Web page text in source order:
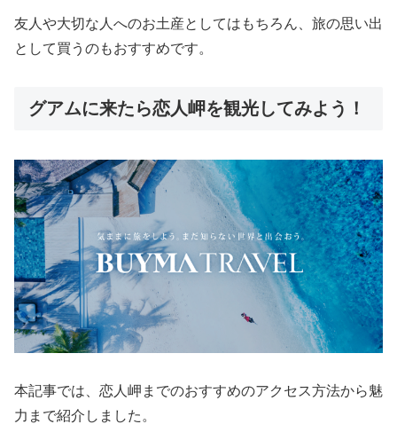
友人や大切な人へのお土産としてはもちろん、旅の思い出
として買うのもおすすめです。
グアムに来たら恋人岬を観光してみよう！
本記事では、恋人岬までのおすすめのアクセス方法から魅
力まで紹介しました。